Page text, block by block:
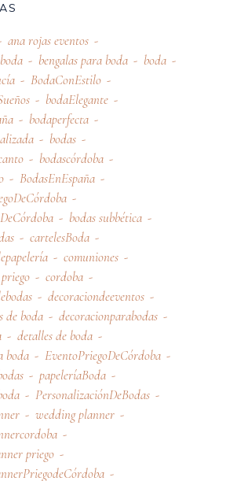
ana rojas eventos
bengalas para boda
boda
BodaConEstilo
bodaElegante
bodaperfecta
bodas
bodascórdoba
BodasEnEspaña
bodas subbética
cartelesBoda
comuniones
cordoba
decoraciondeeventos
de boda
decoracionparabodas
detalles de boda
boda
EventoPriegoDeCórdoba
papeleríaBoda
PersonalizaciónDeBodas
wedding planner
priego